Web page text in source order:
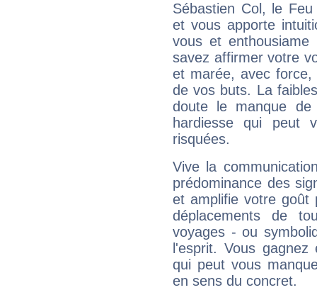
Sébastien Col, le
et vous apporte
vous et
savez affirmer votre
et marée, avec
de vos buts. La
doute le manque
hardiesse qui peut
risquées.
Vive la
prédominance des
et amplifie votre goût
déplacements de
voyages - ou
l'esprit. Vous
qui peut vous
en sens du concret.